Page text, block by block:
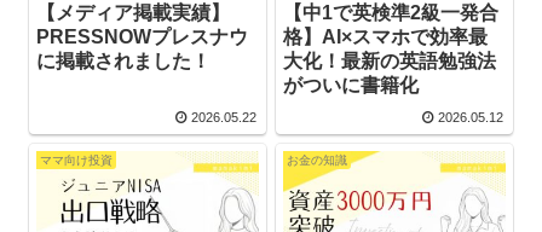
【メディア掲載実績】
PRESSNOWプレスナウ
に掲載されました！
2026.05.22
【中1で英検準2級一発合
格】AI×スマホで効率最
大化！最新の英語勉強法
がついに書籍化
2026.05.12
ママ向け投資 お金の知識